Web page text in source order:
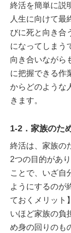
終活を簡単に説
人生に向けて最
びに死と向き合
になってしまう
向き合いながら
に把握できる作
からどのような
きます。
1-2．家族のた
終活は、家族の
2つの目的があ
ことで、いざ自
ようにするのが
ておくメリット
いほど家族の負
め身の回りのも